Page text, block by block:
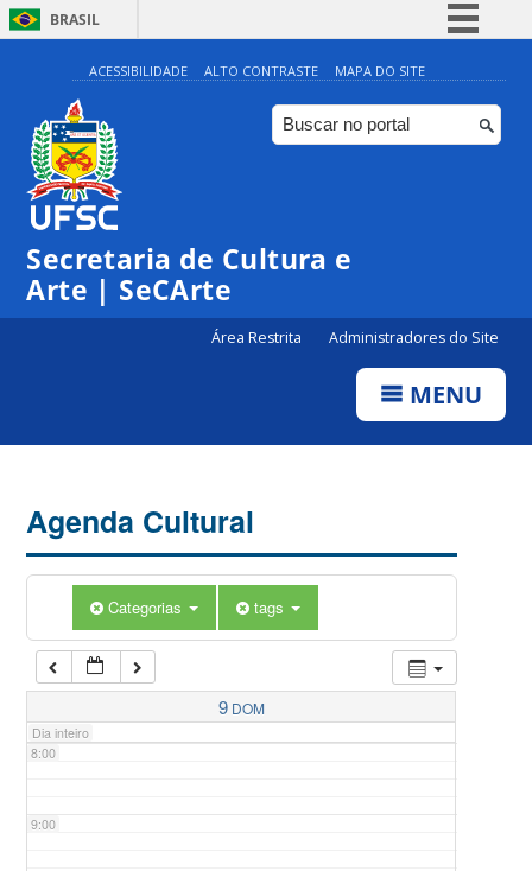
BRASIL
Simplifique!
Comunica BR
Participe
ACESSIBILIDADE ALTO CONTRASTE MAPA DO SITE
Secretaria de Cultura e
Arte | SeCArte
Área Restrita Administradores do Site
MENU
Agenda Cultural
Categorias tags
9 DOM
Dia inteiro
0:00
1:00
5:00
7:00
8:00
9:00